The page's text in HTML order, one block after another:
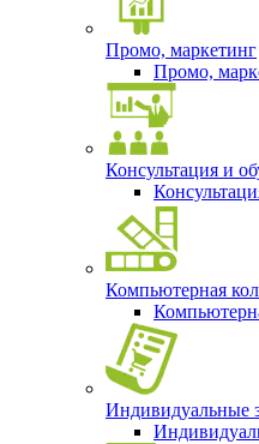
Промо, маркетинг
Промо,
Консультация и
Компьютерная
Индивидуальные